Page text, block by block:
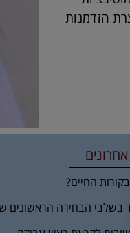
הזדמנות
החיים?
בשלבי הבחירה הראשונים